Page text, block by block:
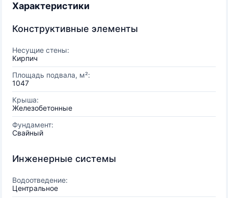
Характеристики
Конструктивные элементы
Несущие стены:
Кирпич
Площадь подвала, м²:
1047
Крыша:
Железобетонные
Фундамент:
Свайный
Инженерные системы
Водоотведение:
Центральное